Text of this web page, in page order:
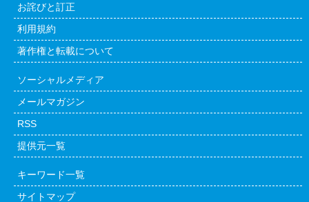
お詫びと訂正
利用規約
著作権と転載について
ソーシャルメディア
メールマガジン
RSS
提供元一覧
キーワード一覧
サイトマップ